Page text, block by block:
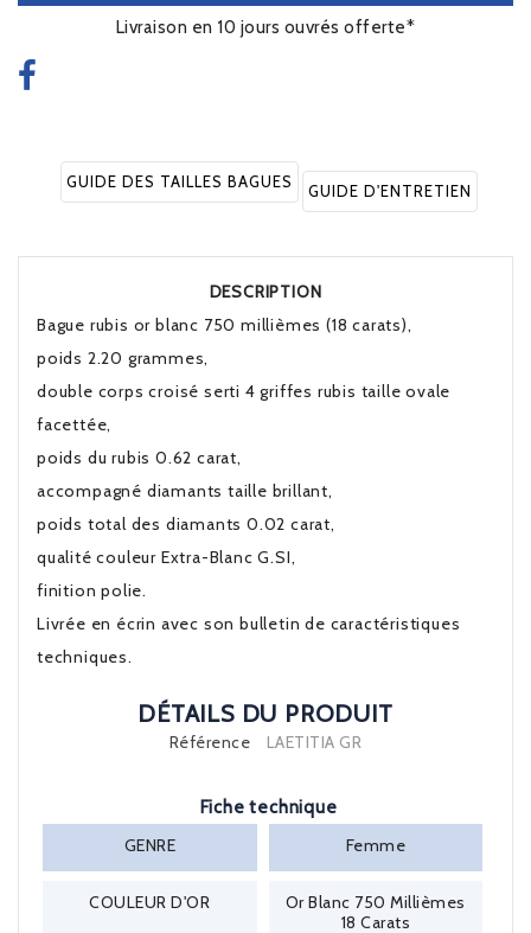
Livraison en 10 jours ouvrés offerte*
GUIDE DES TAILLES BAGUES GUIDE D'ENTRETIEN
DESCRIPTION
Bague rubis or blanc 750 millièmes (18 carats),
poids 2.20 grammes,
double corps croisé serti 4 griffes rubis taille ovale
facettée,
poids du rubis 0.62 carat,
accompagné diamants taille brillant,
poids total des diamants 0.02 carat,
qualité couleur Extra-Blanc G.SI,
finition polie.
Livrée en écrin avec son bulletin de caractéristiques
techniques.
DÉTAILS DU PRODUIT
Référence LAETITIA GR
Fiche technique
GENRE
Femme
COULEUR D'OR
Or Blanc 750 Millièmes
18 Carats